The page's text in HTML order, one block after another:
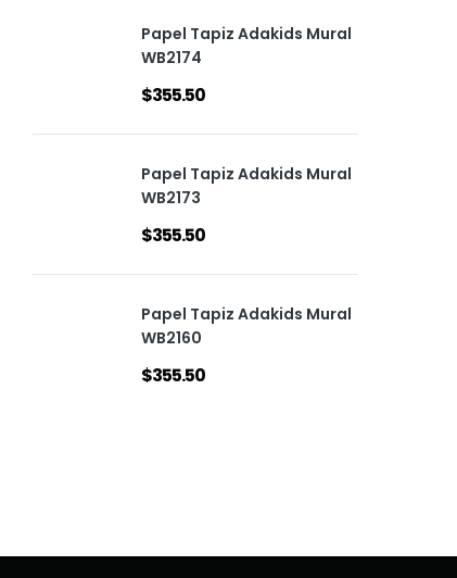
Papel Tapiz Adakids Mural
WB2174
$355.50
Papel Tapiz Adakids Mural
WB2173
$355.50
Papel Tapiz Adakids Mural
WB2160
$355.50